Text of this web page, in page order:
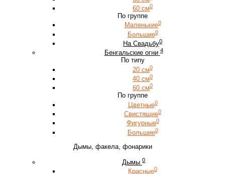
60 см0
По группе
Маленькие0
Большие0
На Свадьбу0
Бенгальские огни 4
По типу
20 см0
40 см0
60 см0
По группе
Цветные0
Свистящие0
Фигурные0
Большие0
Дымы, факела, фонарики
Дымы 0
Красные0